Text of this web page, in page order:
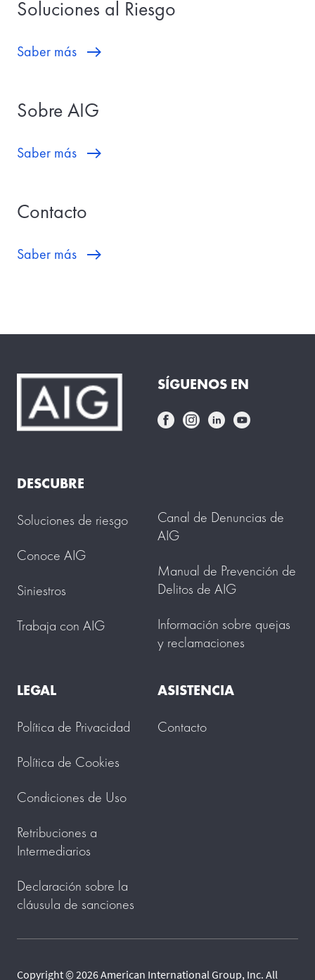
Soluciones al Riesgo
Saber más
Sobre AIG
Saber más
Contacto
Saber más
SÍGUENOS EN
DESCUBRE
Soluciones de riesgo
Conoce AIG
Siniestros
Trabaja con AIG
Canal de Denuncias de
AIG
Manual de Prevención de
Delitos de AIG
Información sobre quejas
y reclamaciones
LEGAL
Política de Privacidad
Política de Cookies
Condiciones de Uso
Retribuciones a
Intermediarios
Declaración sobre la
cláusula de sanciones
ASISTENCIA
Contacto
Copyright © 2026 American International Group, Inc. All